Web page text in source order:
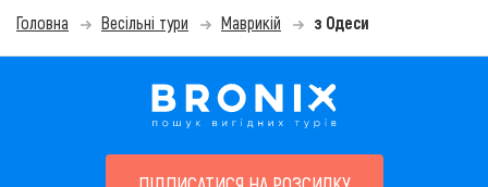
Головна Весільні тури Маврикій з Одеси